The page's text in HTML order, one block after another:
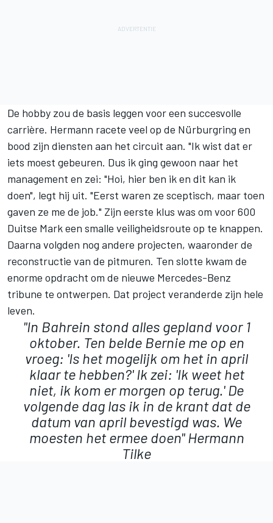
De hobby zou de basis leggen voor een succesvolle
carrière. Hermann racete veel op de Nürburgring en
bood zijn diensten aan het circuit aan. "Ik wist dat er
iets moest gebeuren. Dus ik ging gewoon naar het
management en zei: "Hoi, hier ben ik en dit kan ik
doen", legt hij uit. "Eerst waren ze sceptisch, maar toen
gaven ze me de job." Zijn eerste klus was om voor 600
Duitse Mark een smalle veiligheidsroute op te knappen.
Daarna volgden nog andere projecten, waaronder de
reconstructie van de pitmuren. Ten slotte kwam de
enorme opdracht om de nieuwe Mercedes-Benz
tribune te ontwerpen. Dat project veranderde zijn hele
leven.
"In Bahrein stond alles gepland voor 1
oktober. Ten belde Bernie me op en
vroeg: 'Is het mogelijk om het in april
klaar te hebben?' Ik zei: 'Ik weet het
niet, ik kom er morgen op terug.' De
volgende dag las ik in de krant dat de
datum van april bevestigd was. We
moesten het ermee doen" Hermann
Tilke